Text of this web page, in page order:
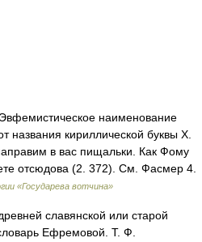
наименование
названия кириллической буквы Х.
в вас пищальки. Как Фому
отсюдова (2. 372). См. Фасмер 4.
«Государева вотчина»
славянской или старой
Ефремовой. Т. Ф.